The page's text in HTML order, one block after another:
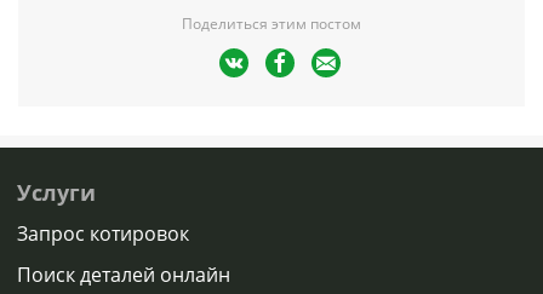
Поделиться этим постом
Услуги
Запрос котировок
Поиск деталей онлайн